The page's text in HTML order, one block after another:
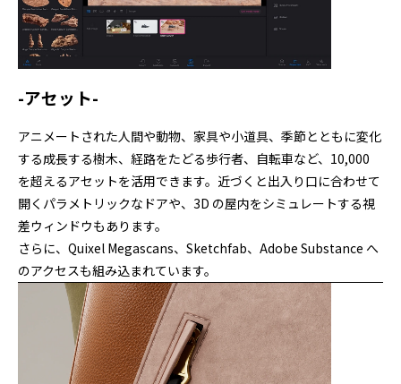
-アセット-
アニメートされた人間や動物、家具や小道具、季節とともに変化
する成長する樹木、経路をたどる歩行者、自転車など、10,000
を超えるアセットを活用できます。近づくと出入り口に合わせて
開くパラメトリックなドアや、3D の屋内をシミュレートする視
差ウィンドウもあります。
さらに、Quixel Megascans、Sketchfab、Adobe Substance へ
のアクセスも組み込まれています。